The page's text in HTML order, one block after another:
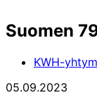
Suomen
KWH-
05.09.2023